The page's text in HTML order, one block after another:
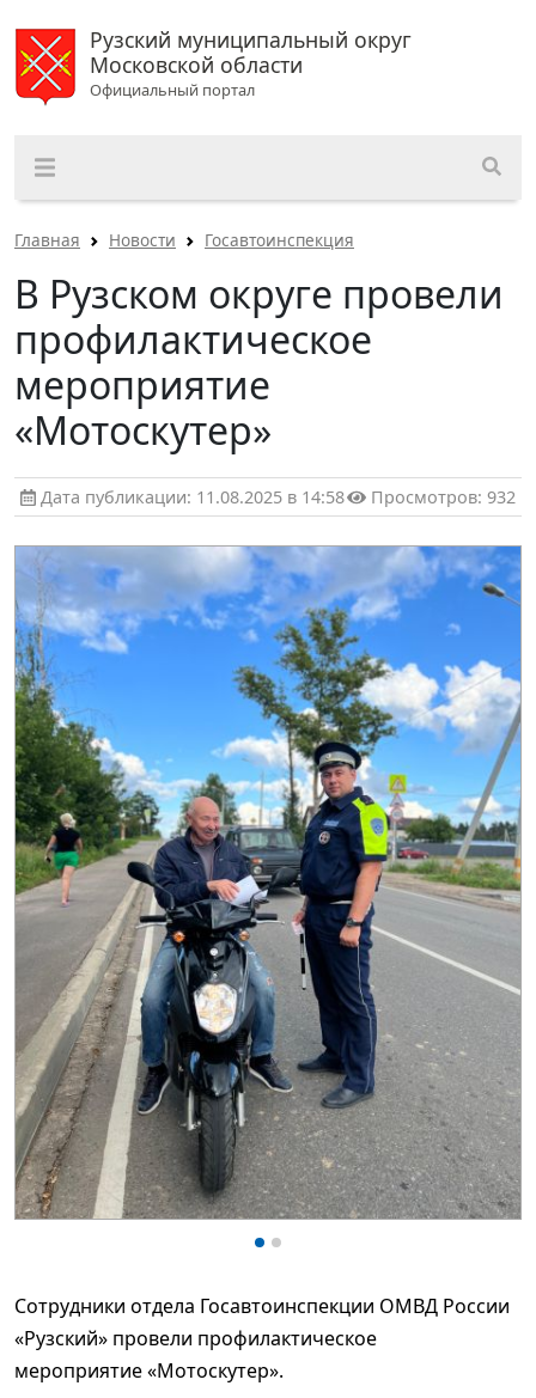
Рузский муниципальный округ
Московской области
Официальный портал
Главная Новости Госавтоинспекция
В Рузском округе провели
профилактическое
мероприятие
«Мотоскутер»
Дата публикации: 11.08.2025 в 14:58 Просмотров: 932
Сотрудники отдела Госавтоинспекции ОМВД России
«Рузский» провели профилактическое
мероприятие«Мотоскутер».